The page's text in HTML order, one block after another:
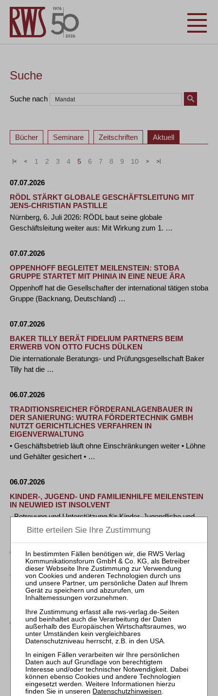
Suche
Suche nach
Bücher Seminare Zeitschriften Aktuell
« < 1 2 3 4 5 6 7 8 9 10 > »
07.07.2026
RÖDL STÄRKT GLOBALE GESCHÄFTSLEITUNG MIT
JENS-CHRISTIAN PASTILLE
Nürnberg, 6. Juli 2026: RÖDL baut seine globale
Geschäftsleitung weiter aus: Mit Wirkung zum 1. …
07.07.2026
OPPENHOFF BEGLEITET MEILENSTEIN: STOBA
GRUPPE STARTET MIT PHINIA IN EINE NEUE ÄRA
Oppenhoff hat die Gesellschafter der international tätigen stoba
Gruppe (Backnang, Deutschland) …
07.07.2026
BAKER TILLY BERÄT FIDELIUM PARTNERS BEIM
ERWERB VON OTTO FUCHS DÜLKEN
Die internationale Beratungs- und Prüfungsgesellschaft Baker
Tilly hat die …
06.07.2026
TRADITIONSREICHER FÖRDERANLAGENBAUER IN
DER SANIERUNG: WUTRA FÖRDERTECHNIK GMBH
NUTZT GERICHTLICHES VERFAHREN IN
EIGENVERWALTUNG
• Geschäftsbetrieb läuft ohne Einschränkungen weiter • Löhne
und Gehälter gesichert • …
06.07.2026
KINDER-, JUGEND- UND FAMILIENHILFE MEILENSTEIN
IN NEUWIED IST INSOLVENT
- Betreuung und Unterstützung für Kinder, Jugendliche und
Familien laufen uneingeschränkt weiter …
06.07.2026
DENTONS ERNENNT DAVID ZAFRA CAROLLO ZUM
OFFICE MANAGING PARTNER DÜSSELDORF
Düsseldorf, 1. Juli 2026 – Die globale Wirtschaftskanzlei
Dentons hat den Immobilienrechtler …
03.07.2026
DEUTSCHES ROTES KREUZ KREISVERBAND
BRAUNSCHWEIG-SALZGITTER ERFOLGREICH
SANIERT
Die Gläubigerversammlung stimmt dem Insolvenzplan des
DRK Kreisverband Braunschweig-Salzgitter e.V. …
Datenschutzhinweisen.